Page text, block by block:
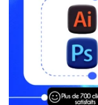
questions ❓, vous
assurer une
ultime est votre
maintenant 📩 et
transformer vos
priorité numéro un 🎯.